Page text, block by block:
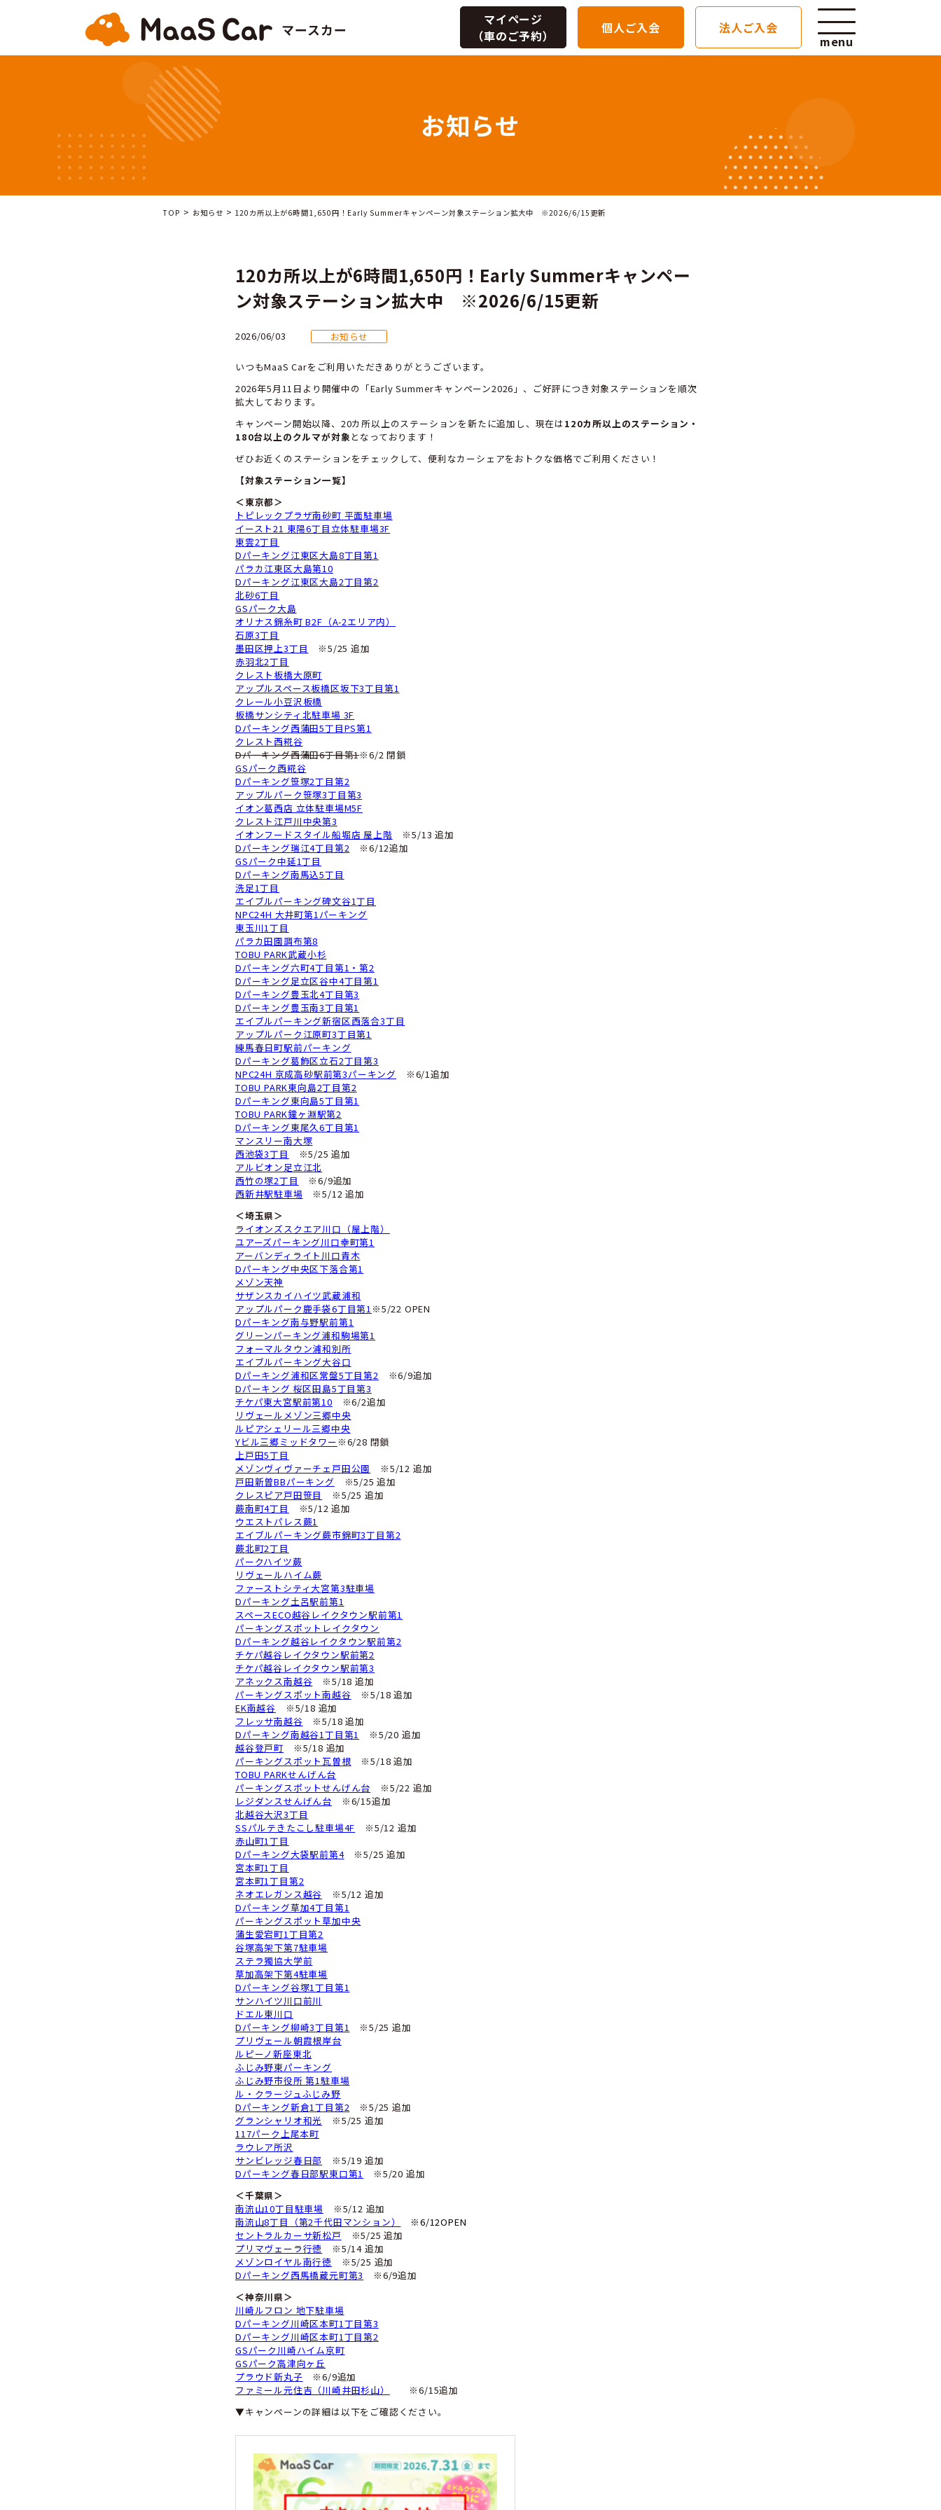
マイページ
（車のご予約）
個人ご入会
法人ご入会
menu
お知らせ 120カ所以上が6時間1,650円！Early Summerキャンペーン対象ステーション拡大中 ※2026/6/15更新
120カ所以上が6時間1,650円！Early Summerキャンペー
ン対象ステーション拡大中 ※2026/6/15更新
2026/06/03 お知らせ
いつもMaaS Carをご利用いただきありがとうございます。
2026年5月11日より開催中の「Early Summerキャンペーン2026」、ご好評につき対象ステーションを順次
キャンペーン開始以降、20カ所以上のステーションを新たに追加し、現在は
ぜひお近くのステーションをチェックして、便利なカーシェアをおトクな価格でご利用ください！
＜東京都＞
トピレックプラザ南砂町 平面駐車場
東雲2丁目
Dパーキング江東区大島8丁目第1
パラカ江東区大島第10
Dパーキング江東区大島2丁目第2
北砂6丁目
GSパーク大島
オリナス錦糸町 B2F（A-2エリア内）
石原3丁目
墨田区押上3丁目
赤羽北2丁目
クレスト板橋大原町
アップルスペース板橋区坂下3丁目第1
クレール小豆沢板橋
板橋サンシティ北駐車場 3F
Dパーキング西蒲田5丁目PS第1
Dパーキング西蒲田6丁目第1
GSパーク西糀谷
Dパーキング笹塚2丁目第2
アップルパーク笹塚3丁目第3
イオン葛西店 立体駐車場M5F
クレスト江戸川中央第3
イオンフードスタイル船堀店 屋上階
Dパーキング瑞江4丁目第2
GSパーク中延1丁目
Dパーキング南馬込5丁目
洗足1丁目
エイブルパーキング碑文谷1丁目
NPC24H 大井町第1パーキング
東玉川1丁目
パラカ田園調布第8
TOBU PARK武蔵小杉
Dパーキング足立区谷中4丁目第1
Dパーキング豊玉北4丁目第3
Dパーキング豊玉南3丁目第1
エイブルパーキング新宿区西落合3丁目
アップルパーク江原町3丁目第1
練馬春日町駅前パーキング
Dパーキング葛飾区立石2丁目第3
NPC24H 京成高砂駅前第3パーキング
TOBU PARK東向島2丁目第2
Dパーキング東向島5丁目第1
TOBU PARK鐘ヶ淵駅第2
Dパーキング東尾久6丁目第1
マンスリー南大塚
西池袋3丁目※5/25 追加
西竹の塚2丁目 ※6/9追加
西新井駅駐車場※5/12 追加
＜埼玉県＞
ライオンズスクエア川口（屋上階）
アーバンディライト川口青木
Dパーキング中央区下落合第1
メゾン天神
サザンスカイハイツ武蔵浦和
アップルパーク鹿手袋6丁目第1
Dパーキング南与野駅前第1
グリーンパーキング浦和駒場第1
フォーマルタウン浦和別所
エイブルパーキング大谷口
Dパーキング浦和区常盤5丁目第2
Dパーキング 桜区田島5丁目第3
チケパ東大宮駅前第10
リヴェールメゾン三郷中央
ルピアシェリール三郷中央
Yビル三郷ミッドタワー
上戸田5丁目
メゾンヴィヴァーチェ戸田公園
戸田新曽BBパーキング
蕨南町4丁目
ウエストパレス蕨1
エイブルパーキング蕨市錦町3丁目第2
蕨北町2丁目
パークハイツ蕨
リヴェールハイム蕨
ファーストシティ大宮第3駐車場
Dパーキング土呂駅前第1
パーキングスポットレイクタウン
Dパーキング越谷レイクタウン駅前第2
チケパ越谷レイクタウン駅前第2
チケパ越谷レイクタウン駅前第3
アネックス南越谷 ※5/18 追加
パーキングスポット南越谷
EK南越谷
Dパーキング南越谷1丁目第1
パーキングスポット瓦曽根
TOBU PARKせんげん台
パーキングスポットせんげん台
レジダンスせんげん台
北越谷大沢3丁目
SSパルテきたこし駐車場4F
Dパーキング大袋駅前第4
宮本町1丁目
宮本町1丁目第2
ネオエレガンス越谷
Dパーキング草加4丁目第1
蒲生愛宕町1丁目第2
谷塚高架下第7駐車場
ステラ獨協大学前
草加高架下第4駐車場
Dパーキング谷塚1丁目第1
サンハイツ川口前川